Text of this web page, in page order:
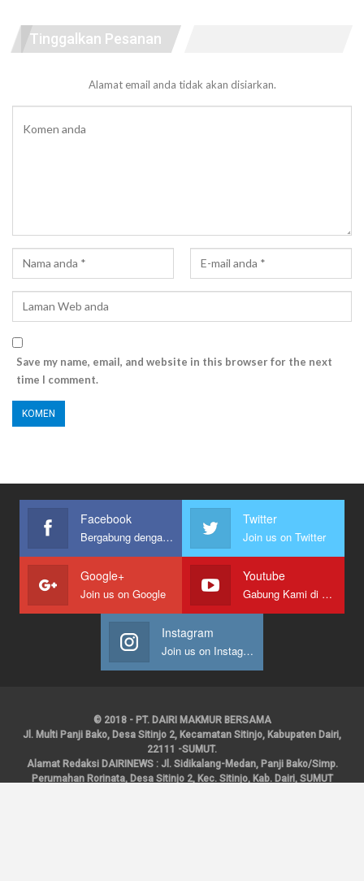
Tinggalkan Pesanan
Alamat email anda tidak akan disiarkan.
Save my name, email, and website in this browser for the next
time I comment.
Facebook
Bergabung dengan kami
Twitter
Join us on Twitter
Google+
Join us on Google
Youtube
Gabung Kami di Youtube
Instagram
Join us on Instagram
© 2018 - PT. DAIRI MAKMUR BERSAMA
Jl. Multi Panji Bako, Desa Sitinjo 2, Kecamatan Sitinjo, Kabupaten Dairi,
22111 -SUMUT.
Alamat Redaksi DAIRINEWS : Jl. Sidikalang-Medan, Panji Bako/Simp.
Perumahan Rorinata, Desa Sitinjo 2, Kec. Sitinjo, Kab. Dairi, SUMUT